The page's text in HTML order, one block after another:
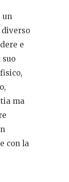
un
e
ma
con la